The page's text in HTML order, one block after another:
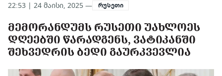
22:53 | 24 მაისი, 2025 — რუსეთი
ᲛᲔᲛᲝᲠᲐᲜᲓᲣᲛᲡ ᲠᲣᲡᲔᲗᲘ ᲣᲐᲮᲚᲝᲔᲡ
ᲓᲦᲔᲔᲑᲨᲘ ᲬᲐᲠᲐᲓᲒᲔᲜᲡ, ᲕᲐᲢᲘᲙᲐᲜᲨᲘ
ᲨᲔᲮᲕᲔᲓᲠᲘᲡ ᲑᲔᲓᲘ ᲒᲐᲣᲠᲙᲕᲔᲕᲚᲘᲐ